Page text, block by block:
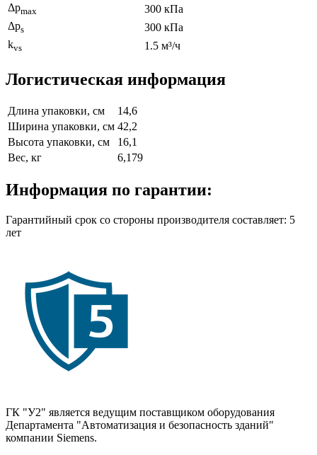
Δpmax
300 кПа
Δps
300 кПа
kvs 1.5 м³/ч
Логистическая информация
Длина упаковки, см
14,6
Ширина упаковки, см 42,2
Высота упаковки, см
16,1
Вес, кг
6,179
Информация по гарантии:
Гарантийный срок со стороны производителя составляет: 5
лет
ГК "У2" является ведущим поставщиком оборудования
Департамента "Автоматизация и безопасность зданий"
компании Siemens.